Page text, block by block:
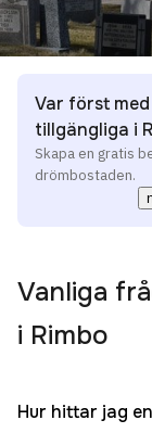
Var först
tillgängliga i
Skapa en gratis
drömbostaden.
Vanliga
i Rimbo
Hur hittar jag